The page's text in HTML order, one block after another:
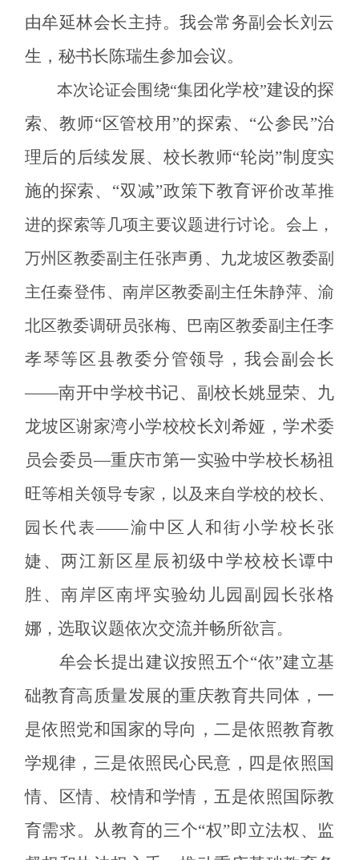
由牟延林会长主持。我会常务副会长刘云
生，秘书长陈瑞生参加会议。
本次论证会围绕“集团化学校”建设的探
索、教师“区管校用”的探索、“公参民”治
理后的后续发展、校长教师“轮岗”制度实
施的探索、“双减”政策下教育评价改革推
进的探索等几项主要议题进行讨论。会上，
万州区教委副主任张声勇、九龙坡区教委副
主任秦登伟、南岸区教委副主任朱静萍、渝
北区教委调研员张梅、巴南区教委副主任李
孝琴等区县教委分管领导，我会副会长
——南开中学校书记、副校长姚显荣、九
龙坡区谢家湾小学校校长刘希娅，学术委
员会委员—重庆市第一实验中学校长杨祖
旺等相关领导专家，以及 来自学校的校长、
园长代表——渝中区人和街小学校长张
婕、两江新区星辰初级中学校校长谭中
胜、南岸区南坪实验幼儿园副园长张格
娜 ， 选取议题依次交流并畅所欲言。
牟会长提出建议按照五个“依”建立基
础教育高质量发展的重庆教育共同体，一
是依照党和国家的导向，二是依照教育教
学规律，三是依照民心民意，四是依照国
情、区情、校情和学情，五是依照国际教
育需求。从教育的三个“权”即立法权、监